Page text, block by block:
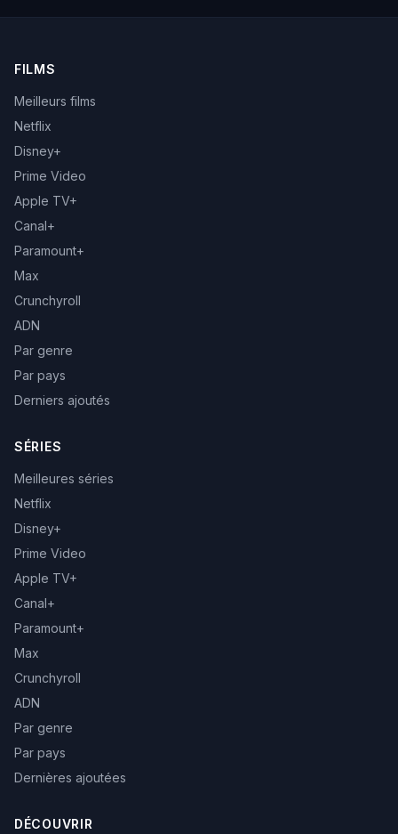
FILMS
Meilleurs films
Netflix
Disney+
Prime Video
Apple TV+
Canal+
Paramount+
Max
Crunchyroll
ADN
Par genre
Par pays
Derniers ajoutés
SÉRIES
Meilleures séries
Netflix
Disney+
Prime Video
Apple TV+
Canal+
Paramount+
Max
Crunchyroll
ADN
Par genre
Par pays
Dernières ajoutées
DÉCOUVRIR